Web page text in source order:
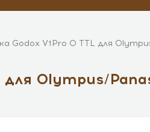
Godox V1Pro O TTL для
для Olympus/